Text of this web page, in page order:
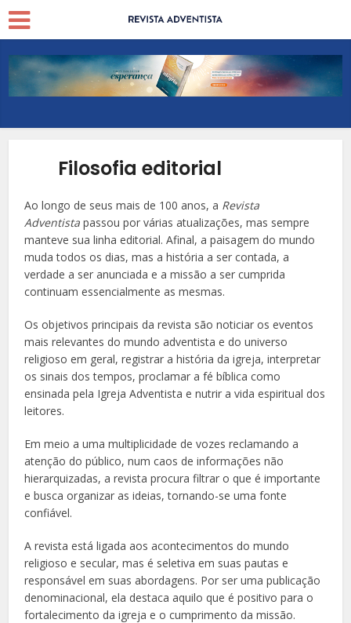
Filosofia editorial
Ao longo de seus mais de 100 anos, a Revista
Adventista passou por várias atualizações, mas sempre
manteve sua linha editorial. Afinal, a paisagem do mundo
muda todos os dias, mas a história a ser contada, a
verdade a ser anunciada e a missão a ser cumprida
continuam essencialmente as mesmas.
Os objetivos principais da revista são noticiar os eventos
mais relevantes do mundo adventista e do universo
religioso em geral, registrar a história da igreja, interpretar
os sinais dos tempos, proclamar a fé bíblica como
ensinada pela Igreja Adventista e nutrir a vida espiritual dos
leitores.
Em meio a uma multiplicidade de vozes reclamando a
atenção do público, num caos de informações não
hierarquizadas, a revista procura filtrar o que é importante
e busca organizar as ideias, tornando-se uma fonte
confiável.
A revista está ligada aos acontecimentos do mundo
religioso e secular, mas é seletiva em suas pautas e
responsável em suas abordagens. Por ser uma publicação
denominacional, ela destaca aquilo que é positivo para o
fortalecimento da igreja e o cumprimento da missão.